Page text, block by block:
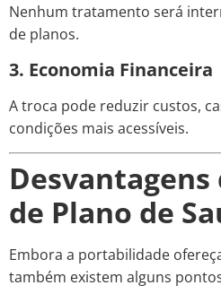
Nenhum tratamento será
de planos.
3. Economia Financeira
A troca pode reduzir custos,
condições mais acessíveis.
de Plano de
Embora a portabilidade
também existem alguns